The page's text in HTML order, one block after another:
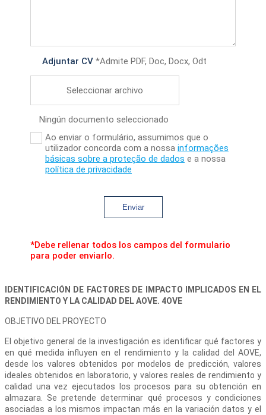
Adjuntar CV *Admite PDF, Doc, Docx, Odt
Seleccionar archivo
Ningún documento seleccionado
Ao enviar o formulário, assumimos que o
utilizador concorda com a nossa informações
básicas sobre a proteção de dados e a nossa
política de privacidade
Enviar
*Debe rellenar todos los campos del formulario
para poder enviarlo.
IDENTIFICACIÓN DE FACTORES DE IMPACTO IMPLICADOS EN EL
RENDIMIENTO Y LA CALIDAD DEL AOVE. 4OVE
OBJETIVO DEL PROYECTO
El objetivo general de la investigación es identificar qué factores y
en qué medida influyen en el rendimiento y la calidad del AOVE,
desde los valores obtenidos por modelos de predicción, valores
ideales obtenidos en laboratorio, y valores reales de rendimiento y
calidad una vez ejecutados los procesos para su obtención en
almazara. Se pretende determinar qué procesos y condiciones
asociadas a los mismos impactan más en la variación datos y el